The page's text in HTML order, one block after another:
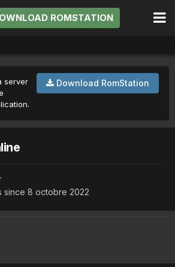
ROMSTATION
Download RomStation
server
since 8 octobre 2022